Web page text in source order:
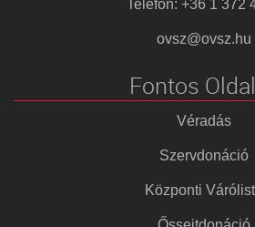
Telefon: +36 1 372
ovsz@ovsz.hu
Fontos
Véradás
Szervdonáció
Központi